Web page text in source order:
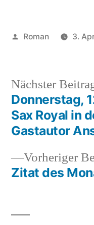
Veröffentlicht
Roman 3.
Vorheriger
Zitat des
Nächster
Donnerstag,
Sax Royal in
Gastautor